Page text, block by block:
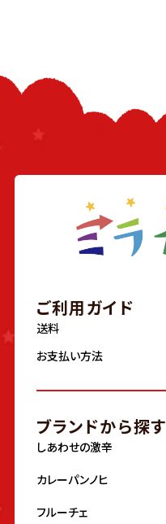
ご利用ガイド
送料
お支払い方法
ブランドから探す
しあわせの激辛
カレーパンノヒ
フルーチェ